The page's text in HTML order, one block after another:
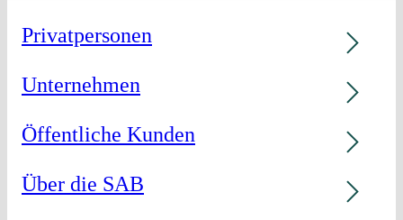
Privatpersonen
Unternehmen
Öffentliche Kunden
Über die SAB